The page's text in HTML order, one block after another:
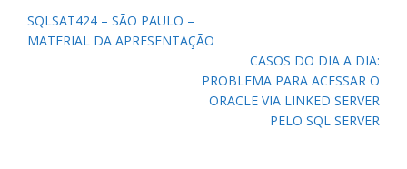
Navegação
de
SQLSAT424 – SÃO PAULO –
MATERIAL DA APRESENTAÇÃO
CASOS DO DIA A DIA:
PROBLEMA PARA ACESSAR O
ORACLE VIA LINKED SERVER
PELO SQL SERVER